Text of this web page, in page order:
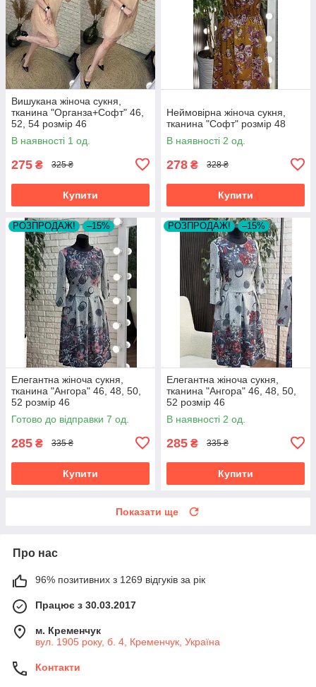
Вишукана жіноча сукня,
тканина "Органза+Софт" 46,
52, 54 розмір 46
В наявності 1 од.
275 ₴ 325 ₴
Купити
Неймовірна жіноча сукня,
тканина "Софт" розмір 48
В наявності 2 од.
278 ₴ 328 ₴
Купити
РОЗПРОДАЖ! –15%
Елегантна жіноча сукня,
тканина "Ангора" 46, 48, 50,
52 розмір 46
Готово до відправки 7 од.
285 ₴ 335 ₴
Купити
РОЗПРОДАЖ! –15%
Елегантна жіноча сукня,
тканина "Ангора" 46, 48, 50,
52 розмір 46
В наявності 2 од.
285 ₴ 335 ₴
Купити
Показати ще
Про нас
96% позитивних з 1269 відгуків за рік
Працює з 30.03.2017
м. Кременчук
вул. 1905 року, б. 4, Кременчук, Україна
Контакти